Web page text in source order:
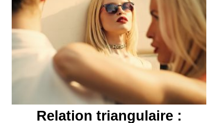
l
’
a
Relation triangulaire :